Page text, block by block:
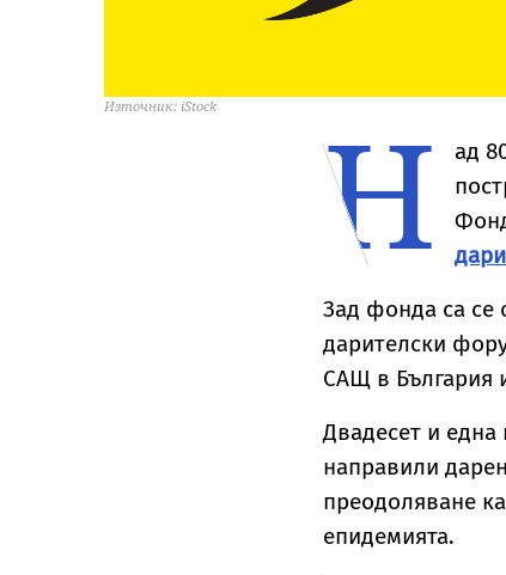
Източник: iStock Н
ад
Зад фонда са се
дарителски
САЩ в България
Двадесет и
направили
преодоляване
епидемията.